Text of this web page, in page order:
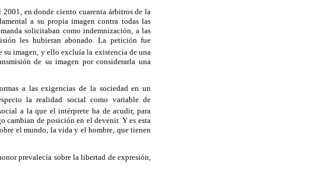
en donde ciento cuarenta árbitros de la
a su propia imagen contra todas las
solicitaban como indemnización, a las
les hubieran abonado. La petición fue
imagen, y ello excluía la existencia de una
de su imagen por considerarla una
a las exigencias de la sociedad en un
la realidad social como variable de
a la que el intérprete ha de acudir, para
cambian de posición en el devenir. Y es esta
el mundo, la vida y el hombre, que tienen
prevalecía sobre la libertad de expresión,